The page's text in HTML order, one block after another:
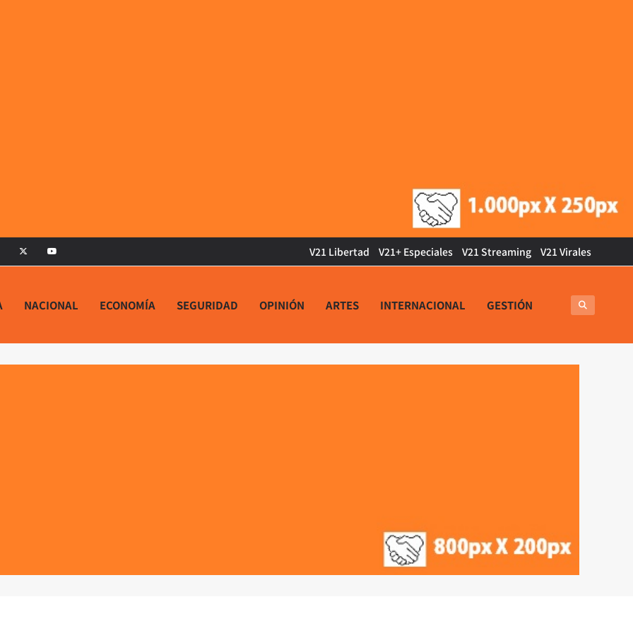
V21 Libertad V21+ Especiales V21 Streaming V21 Virales
NACIONAL ECONOMÍA SEGURIDAD OPINIÓN ARTES INTERNACIONAL GESTIÓN